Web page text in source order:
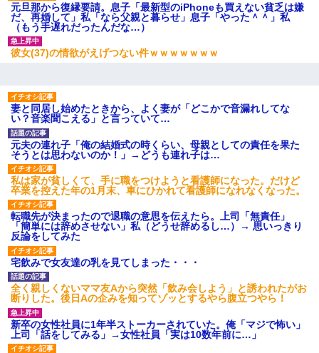
元旦那から復縁要請。息子「最新型のiPhoneも買えない貧乏は嫌
だ、再婚して」私「なら父親と暮らせ」息子「やった＾＾」私
（もう手遅れだったんだな…）
彼女(37)の情欲がえげつない件ｗｗｗｗｗｗｗ
妻と同居し始めたときから、よく妻が「どこかで音漏れしてな
い？音楽聞こえる」と言っていて…
元夫の連れ子「俺の結婚式の時くらい、母親としての責任を果た
そうとは思わないのか！」→どうも連れ子は…
私は家が貧しくて、手に職をつけようと看護師になった。だけど
卒業を控えた年の1月末、車にひかれて看護師になれなくなった。
転職先が決まったので退職の意思を伝えたら。上司「無責任」
「簡単には辞めさせない」私（どうせ辞めるし…）→ 思いっきり
反論をしてみた
宅飲みで女友達の乳を見てしまった・・・
全く親しくないママ友Aから突然「飲み会しよう」と誘われたがお
断りした。後日Aの企みを知ってゾッとするやら腹立つやら！
新卒の女性社員に1年半ストーカーされていた。俺「マジで怖い」
上司「話をしてみる」→女性社員「実は10数年前に…」